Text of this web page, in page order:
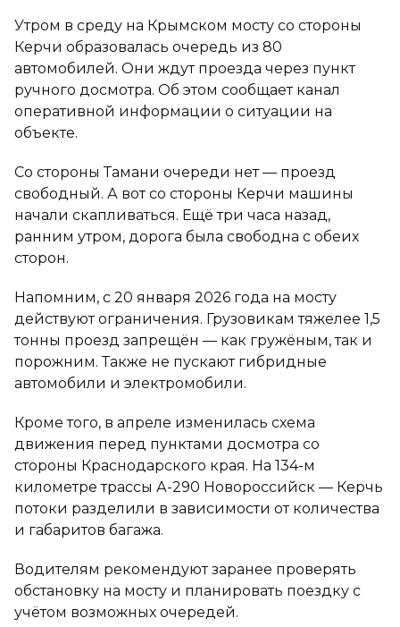
Утром в среду на Крымском мосту со стороны
Керчи образовалась очередь из 80
автомобилей. Они ждут проезда через пункт
ручного досмотра. Об этом сообщает канал
оперативной информации о ситуации на
объекте.
Со стороны Тамани очереди нет — проезд
свободный. А вот со стороны Керчи машины
начали скапливаться. Ещё три часа назад,
ранним утром, дорога была свободна с обеих
сторон.
Напомним, с 20 января 2026 года на мосту
действуют ограничения. Грузовикам тяжелее 1,5
тонны проезд запрещён — как гружёным, так и
порожним. Также не пускают гибридные
автомобили и электромобили.
Кроме того, в апреле изменилась схема
движения перед пунктами досмотра со
стороны Краснодарского края. На 134-м
километре трассы А-290 Новороссийск — Керчь
потоки разделили в зависимости от количества
и габаритов багажа.
Водителям рекомендуют заранее проверять
обстановку на мосту и планировать поездку с
учётом возможных очередей.